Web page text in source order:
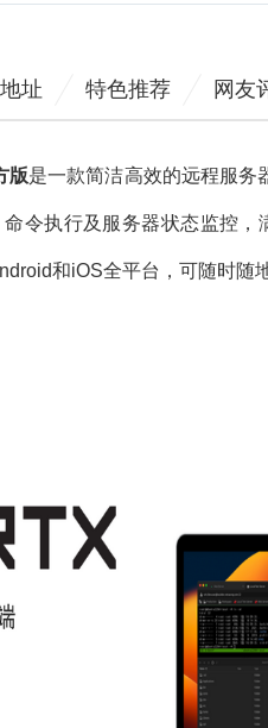
址 特色推荐 网友
版是一款简洁高效的远程服务
令执行及服务器状态监控
和iOS全平台，可随时随